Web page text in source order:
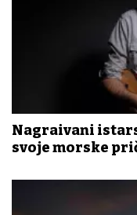
Nagrađivani
svoje morske